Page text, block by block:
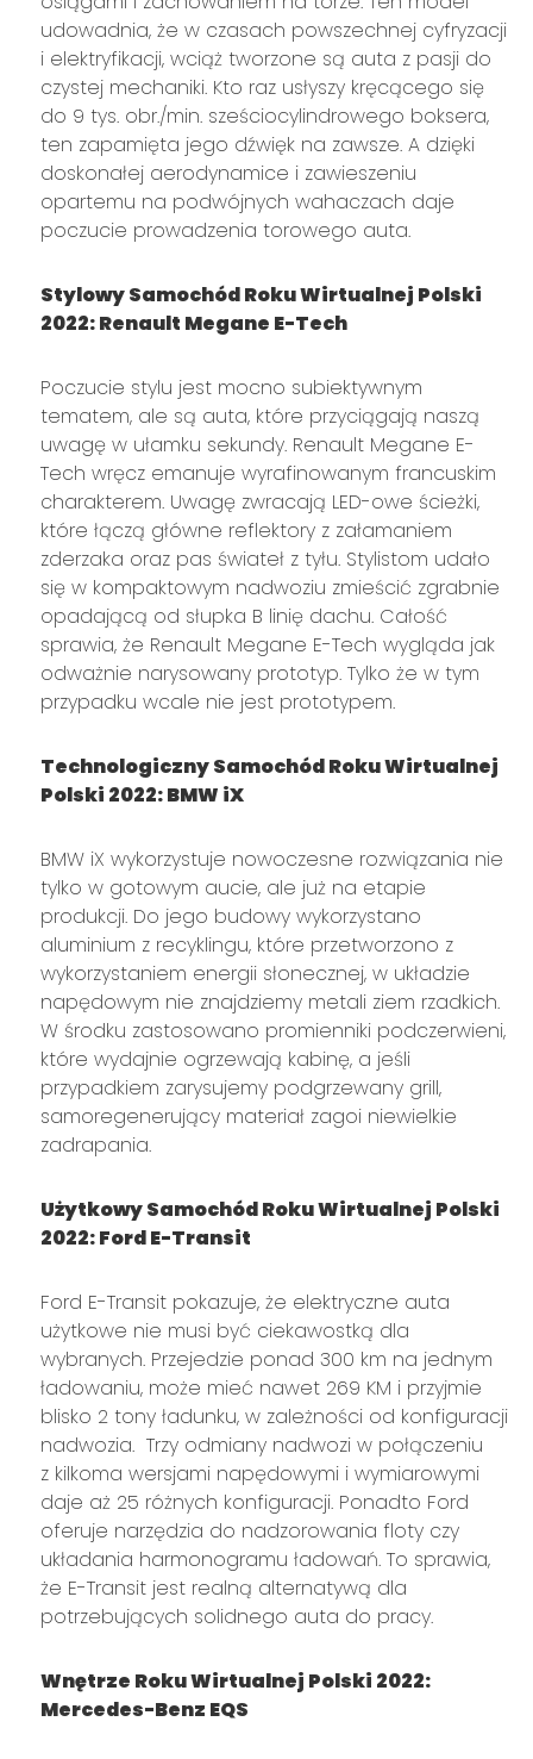
udowadnia, że w czasach powszechnej cyfryzacji
i elektryfikacji, wciąż tworzone są auta z pasji do
czystej mechaniki. Kto raz usłyszy kręcącego się
do 9 tys. obr./min. sześciocylindrowego boksera,
ten zapamięta jego dźwięk na zawsze. A dzięki
doskonałej aerodynamice i zawieszeniu
opartemu na podwójnych wahaczach daje
poczucie prowadzenia torowego auta.
Stylowy Samochód Roku Wirtualnej Polski
2022: Renault Megane E-Tech
Poczucie stylu jest mocno subiektywnym
tematem, ale są auta, które przyciągają naszą
uwagę w ułamku sekundy. Renault Megane E-
Tech wręcz emanuje wyrafinowanym francuskim
charakterem. Uwagę zwracają LED-owe ścieżki,
które łączą główne reflektory z załamaniem
zderzaka oraz pas świateł z tyłu. Stylistom udało
się w kompaktowym nadwoziu zmieścić zgrabnie
opadającą od słupka B linię dachu. Całość
sprawia, że Renault Megane E-Tech wygląda jak
odważnie narysowany prototyp. Tylko że w tym
przypadku wcale nie jest prototypem.
Technologiczny Samochód Roku Wirtualnej
Polski 2022: BMW iX
BMW iX wykorzystuje nowoczesne rozwiązania nie
tylko w gotowym aucie, ale już na etapie
produkcji. Do jego budowy wykorzystano
aluminium z recyklingu, które przetworzono z
wykorzystaniem energii słonecznej, w układzie
napędowym nie znajdziemy metali ziem rzadkich.
W środku zastosowano promienniki podczerwieni,
które wydajnie ogrzewają kabinę, a jeśli
przypadkiem zarysujemy podgrzewany grill,
samoregenerujący materiał zagoi niewielkie
zadrapania.
Użytkowy Samochód Roku Wirtualnej Polski
2022: Ford E-Transit
Ford E-Transit pokazuje, że elektryczne auta
użytkowe nie musi być ciekawostką dla
wybranych. Przejedzie ponad 300 km na jednym
ładowaniu, może mieć nawet 269 KM i przyjmie
blisko 2 tony ładunku, w zależności od konfiguracji
nadwozia. Trzy odmiany nadwozi w połączeniu
z kilkoma wersjami napędowymi i wymiarowymi
daje aż 25 różnych konfiguracji. Ponadto Ford
oferuje narzędzia do nadzorowania floty czy
układania harmonogramu ładowań. To sprawia,
że E-Transit jest realną alternatywą dla
potrzebujących solidnego auta do pracy.
Wnętrze Roku Wirtualnej Polski 2022:
Mercedes-Benz EQS